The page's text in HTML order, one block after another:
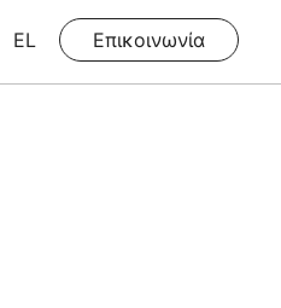
EL Επικοινωνία